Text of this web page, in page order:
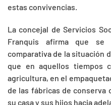
estas convivencias.
La concejal de Servicios
Franquis afirma que se
comparativa de la situación
que en aquellos tiempos
agricultura, en el
de las fábricas de conserva
su casa y sus hijos hacia